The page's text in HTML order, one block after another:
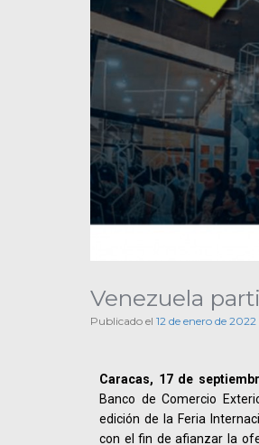
Venezuela
Publicado el 12 de enero de 2022
Caracas, 17 de
Banco de Comercio
edición de la Feria
con el fin de afianzar la